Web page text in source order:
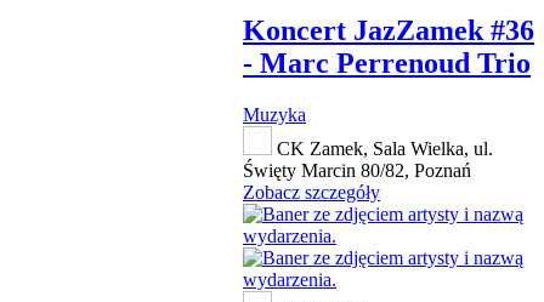
Koncert JazZamek #36
- Marc Perrenoud Trio
Muzyka
CK Zamek, Sala Wielka, ul.
Święty Marcin 80/82, Poznań
Zobacz szczegóły